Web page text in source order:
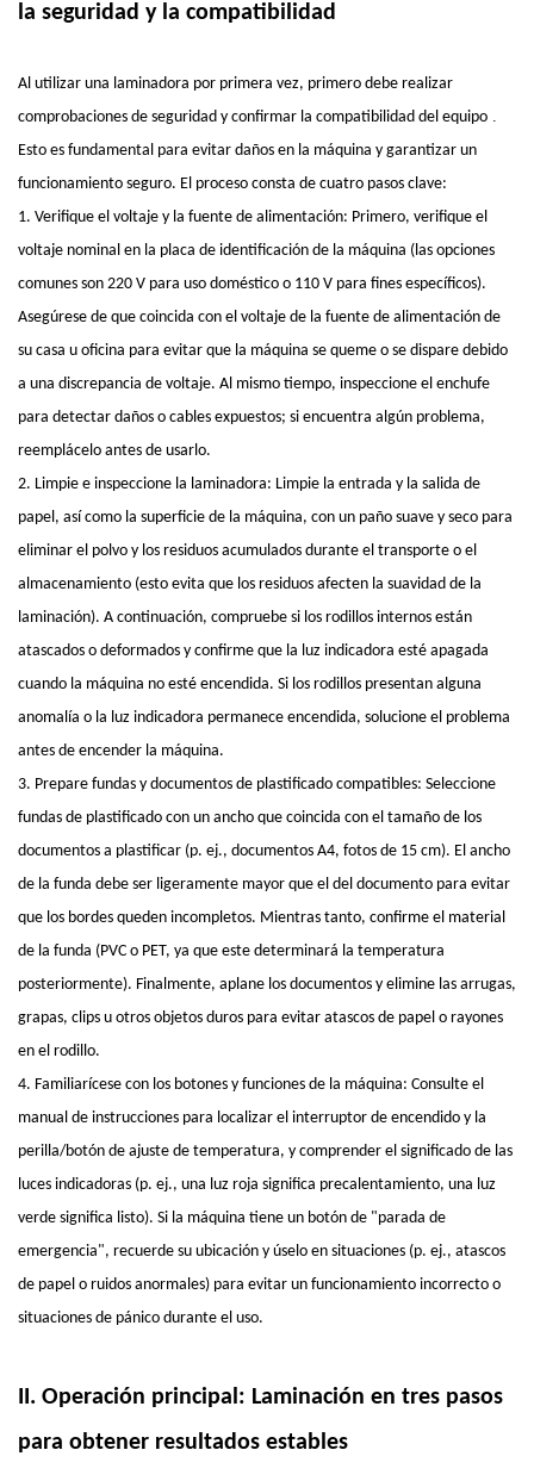
la seguridad y la compatibilidad
Al utilizar una laminadora por primera vez, primero debe realizar
comprobaciones de seguridad y confirmar la compatibilidad del equipo .
Esto es fundamental para evitar daños en la máquina y garantizar un
funcionamiento seguro. El proceso consta de cuatro pasos clave:
1. Verifique el voltaje y la fuente de alimentación: Primero, verifique el
voltaje nominal en la placa de identificación de la máquina (las opciones
comunes son 220 V para uso doméstico o 110 V para fines específicos).
Asegúrese de que coincida con el voltaje de la fuente de alimentación de
su casa u oficina para evitar que la máquina se queme o se dispare debido
a una discrepancia de voltaje. Al mismo tiempo, inspeccione el enchufe
para detectar daños o cables expuestos; si encuentra algún problema,
reemplácelo antes de usarlo.
2. Limpie e inspeccione la laminadora: Limpie la entrada y la salida de
papel, así como la superficie de la máquina, con un paño suave y seco para
eliminar el polvo y los residuos acumulados durante el transporte o el
almacenamiento (esto evita que los residuos afecten la suavidad de la
laminación). A continuación, compruebe si los rodillos internos están
atascados o deformados y confirme que la luz indicadora esté apagada
cuando la máquina no esté encendida. Si los rodillos presentan alguna
anomalía o la luz indicadora permanece encendida, solucione el problema
antes de encender la máquina.
3. Prepare fundas y documentos de plastificado compatibles: Seleccione
fundas de plastificado con un ancho que coincida con el tamaño de los
documentos a plastificar (p. ej., documentos A4, fotos de 15 cm). El ancho
de la funda debe ser ligeramente mayor que el del documento para evitar
que los bordes queden incompletos. Mientras tanto, confirme el material
de la funda (PVC o PET, ya que este determinará la temperatura
posteriormente). Finalmente, aplane los documentos y elimine las arrugas,
grapas, clips u otros objetos duros para evitar atascos de papel o rayones
en el rodillo.
4. Familiarícese con los botones y funciones de la máquina: Consulte el
manual de instrucciones para localizar el interruptor de encendido y la
perilla/botón de ajuste de temperatura, y comprender el significado de las
luces indicadoras (p. ej., una luz roja significa precalentamiento, una luz
verde significa listo). Si la máquina tiene un botón de "parada de
emergencia", recuerde su ubicación y úselo en situaciones (p. ej., atascos
de papel o ruidos anormales) para evitar un funcionamiento incorrecto o
situaciones de pánico durante el uso.
II. Operación principal: Laminación en tres pasos
para obtener resultados estables